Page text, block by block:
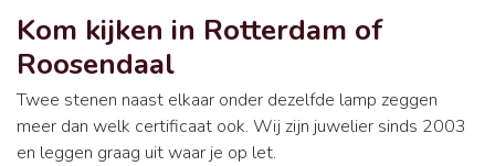
Kom kijken in Rotterdam of
Roosendaal
Twee stenen naast elkaar onder dezelfde lamp zeggen
meer dan welk certificaat ook. Wij zijn juwelier sinds 2003
en leggen graag uit waar je op let.